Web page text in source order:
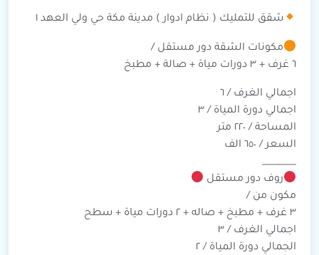
شقق للتمليك ( نظام ادوار ) مدينة مكة حي ولي العهد ١
مكونات الشقة دور مستقل /
٦ غرف + ٣ دورات مياة + صالة + مطبخ
اجمالي الغرف / ٦
اجمالي دورة المياة / ٣
المساحة / ٢٢٠ متر
السعر / ٦٥٠ الف
____
____
روف دور مستقل
مكون من /
٣ غرف + مطبخ + صاله + ٢ دورات مياة + سطح
اجمالي الغرف / ٣
الجمالي دورة المياة / ٢